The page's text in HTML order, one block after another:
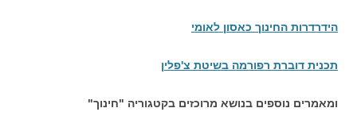
הידרדרות החינוך כאסון לאומי
תכנית דוברת רפורמה בשיטת צ'פלין
ומאמרים נוספים בנושא מרוכזים בקטגוריה "חינוך"